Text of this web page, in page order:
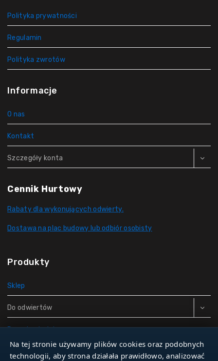
Polityka prywatności
Regulamin
Polityka zwrotów
Informacje
O nas
Kontakt
Szczegóły konta
Cennik Hurtowy
Rabaty dla wykonujących odwierty.
Dostawa na plac budowy lub odbiór osobisty
Produkty
Sklep
Do odwiertów
Rury do studni
Zbiorniki hydroforowe
Na tej stronie używamy plików cookies oraz podobnych
technologii, aby strona działała prawidłowo, analizować